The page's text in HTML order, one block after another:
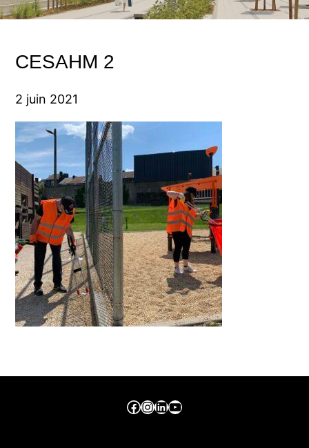
CESAHM 2
2 juin 2021
Facebook ville de seraing Instragram ville de seraing linkedin – ville de seraing YouTube